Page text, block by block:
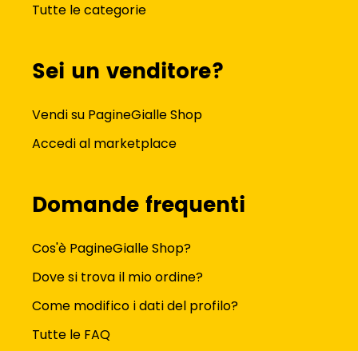
Tutte le categorie
Sei un venditore?
Vendi su PagineGialle Shop
Accedi al marketplace
Domande frequenti
Cos'è PagineGialle Shop?
Dove si trova il mio ordine?
Come modifico i dati del profilo?
Tutte le FAQ